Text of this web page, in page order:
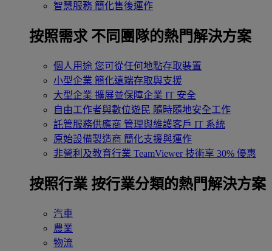
智慧服務 簡化售後運作
按照需求 不同團隊的熱門解決方案
個人用途 您可從任何地點存取裝置
小型企業 簡化遠端存取與支援
大型企業 擴展並保障企業 IT 安全
自由工作者與數位遊民 隨時隨地安全工作
託管服務供應商 管理與維護客戶 IT 系統
原始設備製造商 簡化支援與運作
非營利及教育行業 TeamViewer 技術享 30% 優惠
按照行業 按行業分類的熱門解決方案
汽車
農業
物流